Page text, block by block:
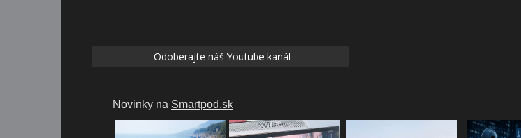
Odoberajte náš Youtube kanál